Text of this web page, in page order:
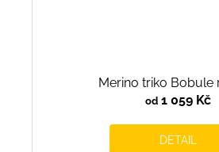
Merino triko Bobule
od1 059 Kč
DETAIL